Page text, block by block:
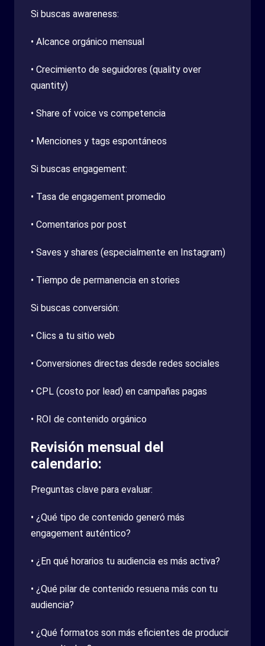
Si buscas awareness:
• Alcance orgánico mensual
• Crecimiento de seguidores (quality over
quantity)
• Share of voice vs competencia
• Menciones y tags espontáneos
Si buscas engagement:
• Tasa de engagement promedio
• Comentarios por post
• Saves y shares (especialmente en Instagram)
• Tiempo de permanencia en stories
Si buscas conversión:
• Clics a tu sitio web
• Conversiones directas desde redes sociales
• CPL (costo por lead) en campañas pagas
• ROI de contenido orgánico
Revisión mensual del
calendario:
Preguntas clave para evaluar:
• ¿Qué tipo de contenido generó más
engagement auténtico?
• ¿En qué horarios tu audiencia es más activa?
• ¿Qué pilar de contenido resuena más con tu
audiencia?
• ¿Qué formatos son más eficientes de producir